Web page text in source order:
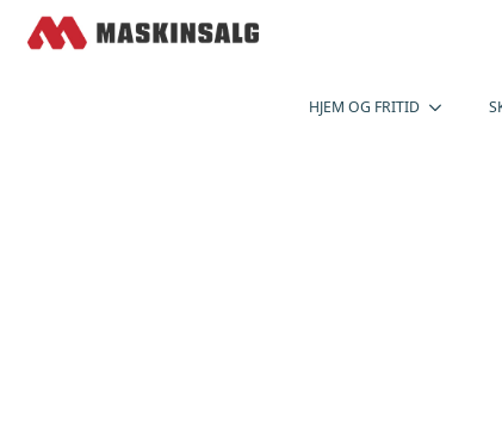
HJEM OG FRITID